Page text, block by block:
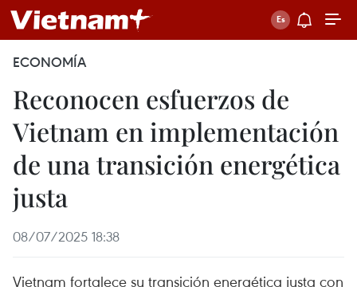
ECONOMÍA
Reconocen esfuerzos de
Vietnam en implementación
de una transición energética
justa
08/07/2025 18:38
Vietnam fortalece su transición energética justa con